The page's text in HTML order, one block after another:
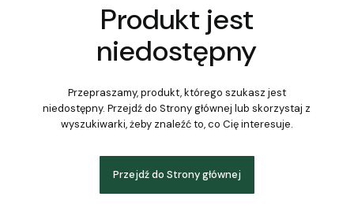
Produkt jest
niedostępny
Przepraszamy, produkt, którego szukasz jest
niedostępny. Przejdź do Strony głównej lub skorzystaj z
wyszukiwarki, żeby znaleźć to, co Cię interesuje.
Przejdź do Strony głównej